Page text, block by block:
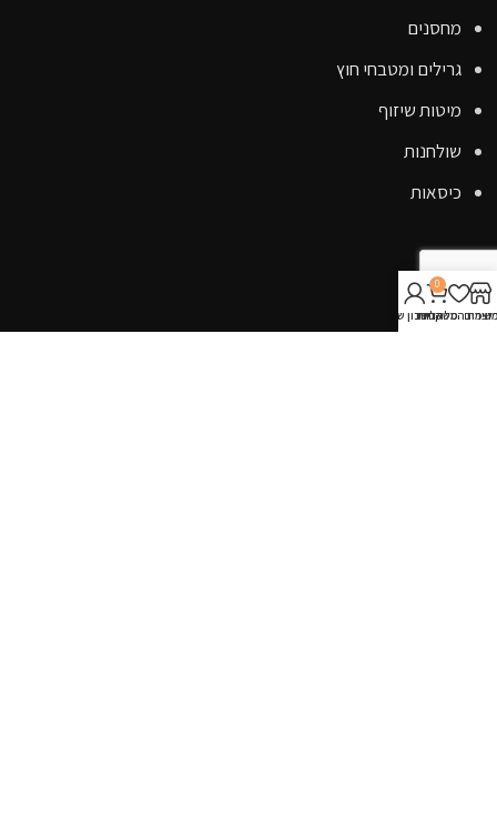
מחסנים
גרילים ומטבחי חוץ
מיטות שיזוף
שולחנות
כיסאות
קישורים
אודותמוצריםהמשאלות
0
סל קניות
החשבון שלי